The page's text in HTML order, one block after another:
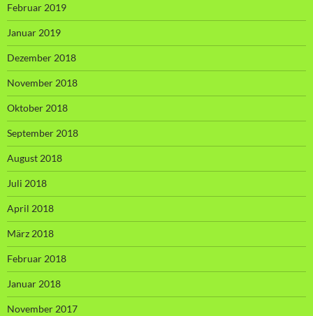
Februar 2019
Januar 2019
Dezember 2018
November 2018
Oktober 2018
September 2018
August 2018
Juli 2018
April 2018
März 2018
Februar 2018
Januar 2018
November 2017